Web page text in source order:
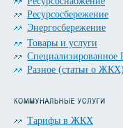
Ресурсосбережение
Энергосбережение
Товары и услуги
Специализированное
Разное (статьи о ЖКХ)
Тарифы в ЖКХ